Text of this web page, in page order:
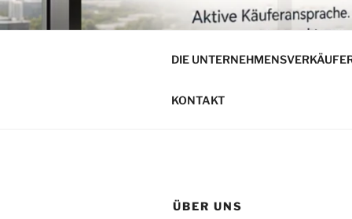
Zum
Inhalt
DIE
DIE
KONTAKT
ÜBER UNS